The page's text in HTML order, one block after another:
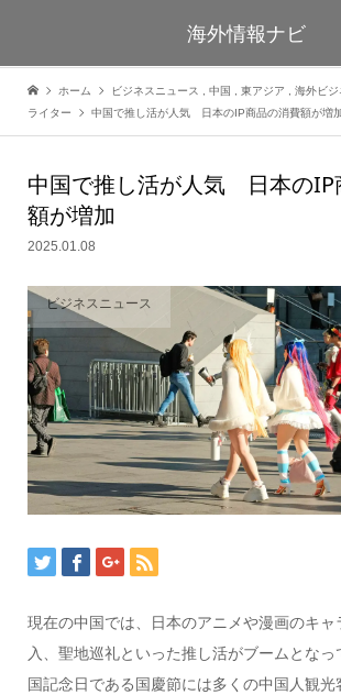
海外情報ナビ
ホーム ビジネスニュース 中国 東アジア 海外ビジ
ライター
中国で推し活が人気 日本のIP商品の消費額が増
中国で推し活が人気 日本のIP
額が増加
2025.01.08
ビジネスニュース
現在の中国では、日本のアニメや漫画のキャ
入、聖地巡礼といった推し活がブームとなっ
国記念日である国慶節には多くの中国人観光